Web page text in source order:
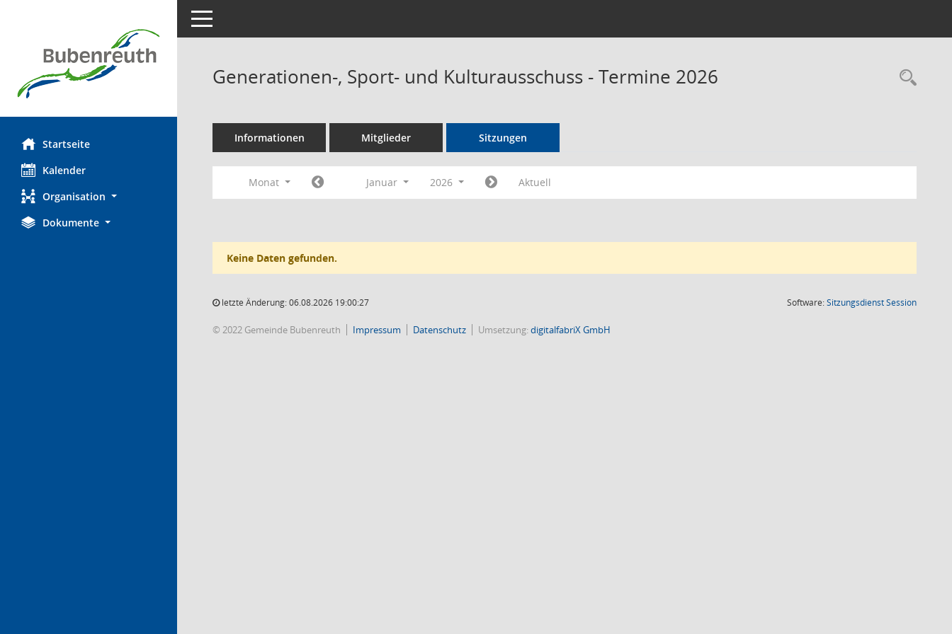
Startseite
Kalender
Organisation
Dokumente
Toggle navigation
Generationen-, Sport- und Kulturausschuss - Termine 2026
Informationen Mitglieder Sitzungen
Monat Januar 2026 Aktuell
Keine Daten gefunden.
letzte Änderung: 06.08.2026 19:00:27 Software:SitzungsdienstSession(Wird in
© 2022 Gemeinde Bubenreuth Impressum Datenschutz Umsetzung:digitalfabriX GmbH